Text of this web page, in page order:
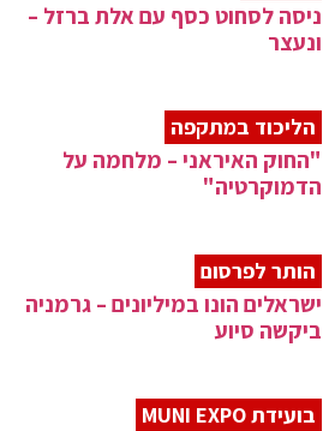
ניסה לסחוט כסף עם אלת ברזל –
ונעצר
הליכוד במתקפה
"החוק האיראני – מלחמה על
הדמוקרטיה"
הותר לפרסום
ישראלים הונו במיליונים – גרמניה
ביקשה סיוע
בועידת MUNI EXPO